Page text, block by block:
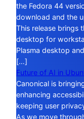
the Fedora 44
download and the
This release brings
desktop for
Plasma desktop
[…]
Future of AI in
Canonical is
enhancing
keeping user
As we move